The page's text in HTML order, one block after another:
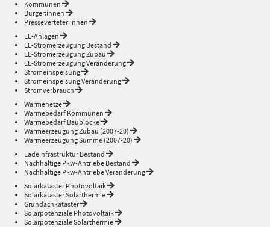
Kommunen
Bürger:innen
Presseverteter:innen
EE-Anlagen
EE-Stromerzeugung Bestand
EE-Stromerzeugung Zubau
EE-Stromerzeugung Veränderung
Stromeinspeisung
Stromeinspeisung Veränderung
Stromverbrauch
Wärmenetze
Wärmebedarf Kommunen
Wärmebedarf Baublöcke
Wärmeerzeugung Zubau (2007-20)
Wärmeerzeugung Summe (2007-20)
Ladeinfrastruktur Bestand
Nachhaltige Pkw-Antriebe Bestand
Nachhaltige Pkw-Antriebe Veränderung
Solarkataster Photovoltaik
Solarkataster Solarthermie
Gründachkataster
Solarpotenziale Photovoltaik
Solarpotenziale Solarthermie